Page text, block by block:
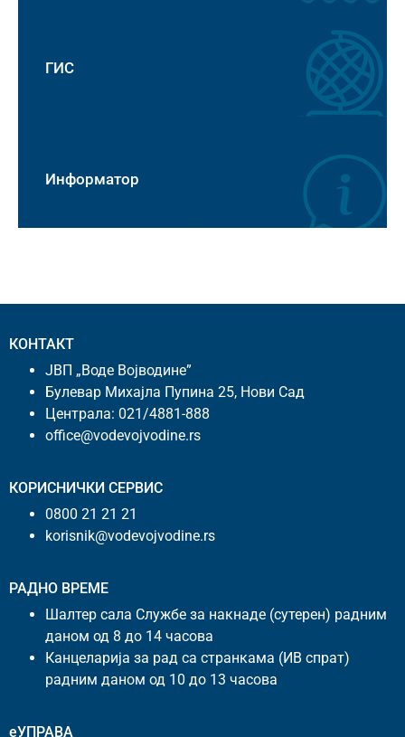
ГИС
Информатор
КОНТАКТ
ЈВП „Воде Војводине”
Булевар Михајла Пупина 25, Нови Сад
Централа: 021/4881-888
office@vodevojvodine.rs
КОРИСНИЧКИ СЕРВИС
0800 21 21 21
korisnik@vodevojvodine.rs
РАДНО ВРЕМЕ
Шалтер сала Службе за накнаде (сутерен) радним
даном од 8 до 14 часова
Канцеларија за рад са странкама (ИВ спрат)
радним даном од 10 до 13 часова
еУПРАВА